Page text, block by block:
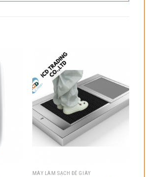
MÁY LÀM SẠCH ĐẾ GIÀY